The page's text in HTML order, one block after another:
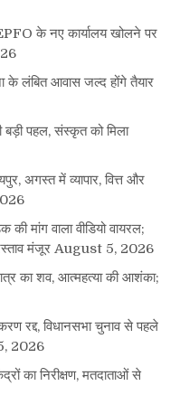
के नए कार्यालय खोलने पर
के लंबित आवास जल्द होंगे तैयार
पहल, संस्कृत को मिला
अगस्त में व्यापार, वित्त और
मांग वाला वीडियो वायरल;
मंजूर August 5, 2026
का शव, आत्महत्या की आशंका;
रद्द, विधानसभा चुनाव से पहले
2026
का निरीक्षण, मतदाताओं से